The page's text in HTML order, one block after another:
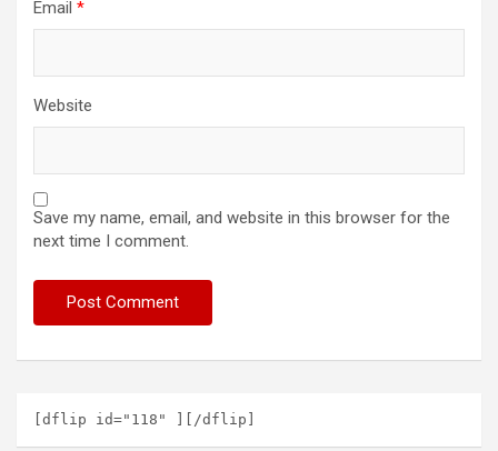
Email *
Website
Save my name, email, and website in this browser for the
next time I comment.
[dflip id="118" ][/dflip]